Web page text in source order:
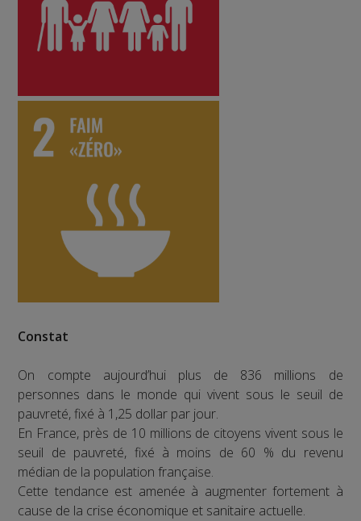
Constat
On compte aujourd’hui plus de 836 millions de
personnes dans le monde qui vivent sous le seuil de
pauvreté, fixé à 1,25 dollar par jour.
En France, près de 10 millions de citoyens vivent sous le
seuil de pauvreté, fixé à moins de 60 % du revenu
médian de la population française.
Cette tendance est amenée à augmenter fortement à
cause de la crise économique et sanitaire actuelle.